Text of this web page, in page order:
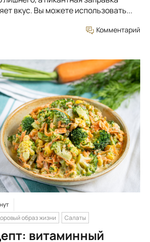
вкус. Вы можете использовать...
Комментарий
образ жизни Салаты
витаминный